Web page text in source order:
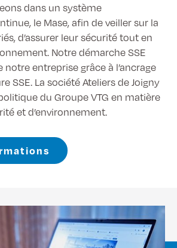
dans un système
le Mase, afin de veiller sur la
d’assurer leur sécurité tout en
Notre démarche SSE
notre entreprise grâce à l’ancrage
SSE. La société Ateliers de Joigny
du Groupe VTG en matière
et d’environnement.